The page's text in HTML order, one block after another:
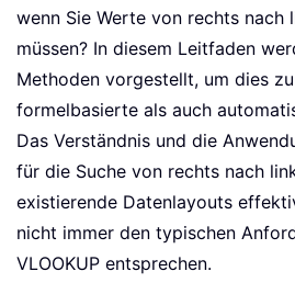
wenn Sie Werte von rechts nach
müssen? In diesem Leitfaden
Methoden vorgestellt, um dies
formelbasierte als auch
Das Verständnis und die
für die Suche von rechts nach
existierende Datenlayouts
nicht immer den typischen
VLOOKUP entsprechen.